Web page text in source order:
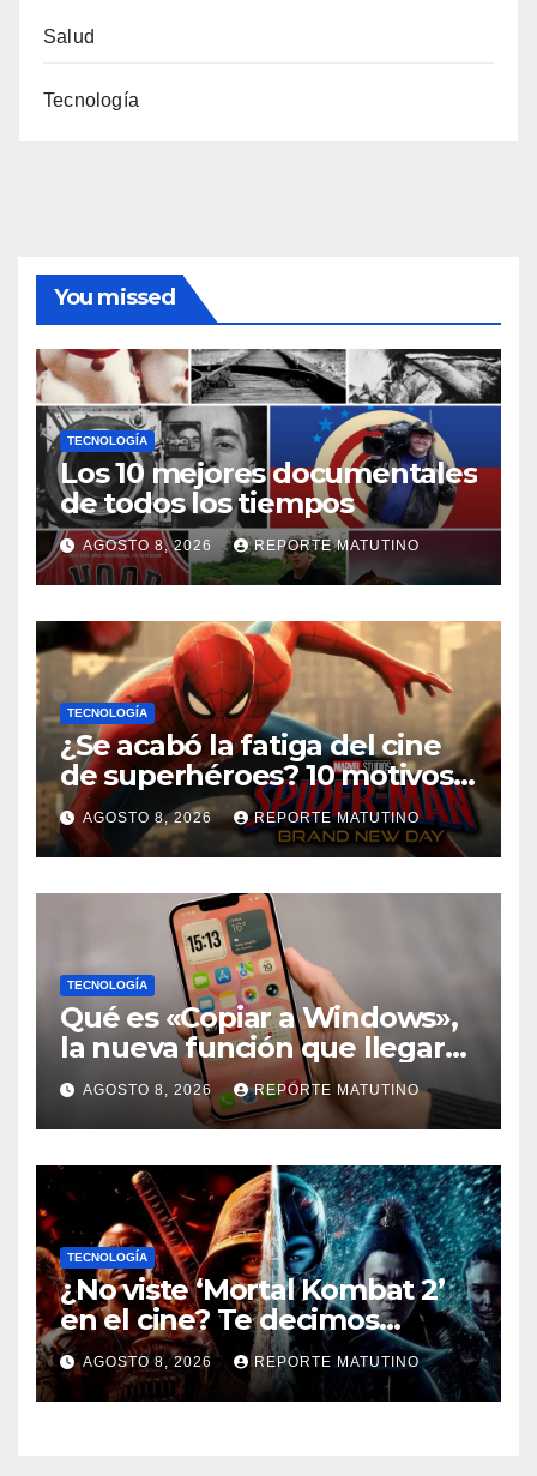
Salud
Tecnología
You missed
TECNOLOGÍA
Los 10 mejores documentales
de todos los tiempos
AGOSTO 8, 2026 REPORTE MATUTINO
TECNOLOGÍA
¿Se acabó la fatiga del cine
de superhéroes? 10 motivos
por los que ‘Spider-Man:
Brand New Day» desmiente
esa teoría
AGOSTO 8, 2026 REPORTE MATUTINO
TECNOLOGÍA
Qué es «Copiar a Windows»,
la nueva función que llegará
al iPhone solo para Europa
AGOSTO 8, 2026 REPORTE MATUTINO
TECNOLOGÍA
¿No viste ‘Mortal Kombat 2’
en el cine? Te decimos
dónde verla en streaming
ahora mismo y te damos tres
razones para hacerlo
AGOSTO 8, 2026 REPORTE MATUTINO